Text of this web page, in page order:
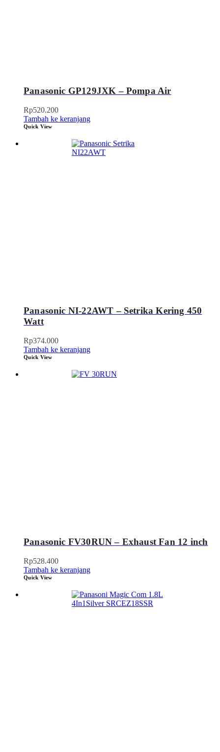
Panasonic GP129JXK – Pompa Air
Rp520.200
Tambah ke keranjang
Quick View
Panasonic NI-22AWT – Setrika Kering 450
Watt
Rp374.000
Tambah ke keranjang
Quick View
Panasonic FV30RUN – Exhaust Fan 12 inch
Rp528.400
Tambah ke keranjang
Quick View